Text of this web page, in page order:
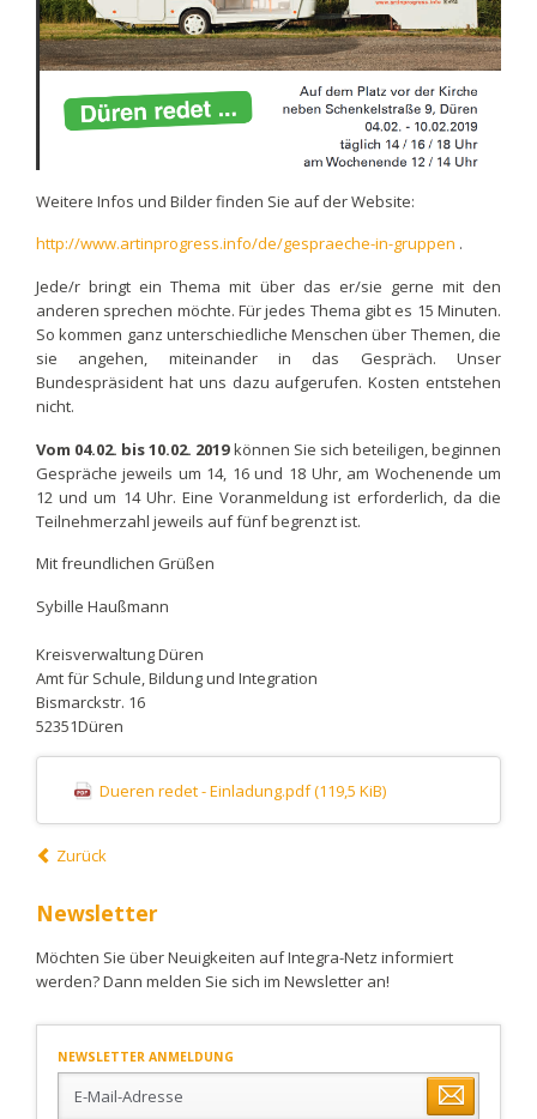
Weitere Infos und Bilder finden Sie auf der Website:
http://www.artinprogress.info/de/gespraeche-in-gruppen .
Jede/r bringt ein Thema mit über das er/sie gerne mit den
anderen sprechen möchte. Für jedes Thema gibt es 15 Minuten.
So kommen ganz unterschiedliche Menschen über Themen, die
sie angehen, miteinander in das Gespräch. Unser
Bundespräsident hat uns dazu aufgerufen. Kosten entstehen
nicht.
Vom 04.02. bis 10.02. 2019können Sie sich beteiligen, beginnen
Gespräche jeweils um 14, 16 und 18 Uhr, am Wochenende um
12 und um 14 Uhr. Eine Voranmeldung ist erforderlich, da die
Teilnehmerzahl jeweils auf fünf begrenzt ist.
Mit freundlichen Grüßen
Sybille Haußmann
Kreisverwaltung Düren
Amt für Schule, Bildung und Integration
Bismarckstr. 16
52351Düren
Dueren redet - Einladung.pdf(119,5 KiB)
Zurück
Newsletter
Möchten Sie über Neuigkeiten auf Integra-Netz informiert
werden? Dann melden Sie sich im Newsletter an!
NEWSLETTER ANMELDUNG
Mail-